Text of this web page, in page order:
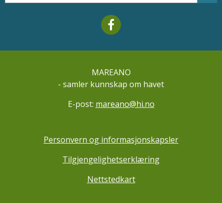
Mareano facebook
MAREANO
- samler kunnskap om havet
E-post: mareano@hi.no
Personvern og informasjonskapsler
Tilgjengelighetserklæring
Nettstedkart